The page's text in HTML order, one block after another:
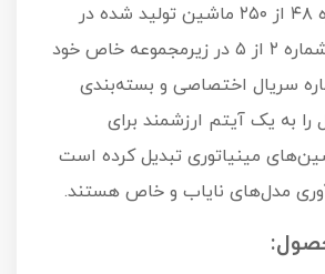
این ماشین شماره ۴۸ از ۲۵۰ ماشین تولید شده در
سری سال خود و شماره ۲ از ۵ در زیرمجموعه خاص خود
سریال اختصاصی و بسته‌بندی
را به یک آیتم ارزشمند برای
مینیاتوری تبدیل کرده است
مدل‌های نایاب و خاص هستند.